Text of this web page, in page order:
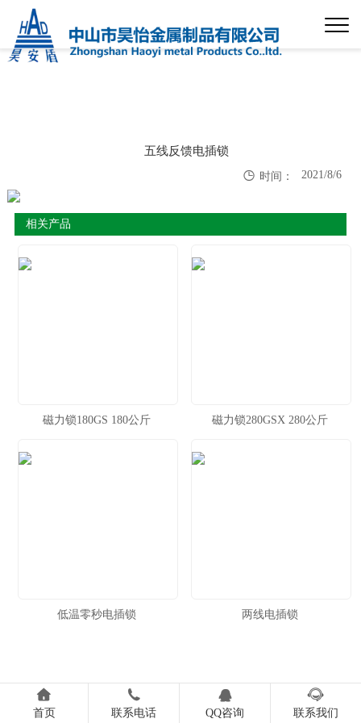
五线反馈电插锁
 时间： 2021/8/6
相关产品
磁力锁180GS 180公斤 磁力锁280GSX 280公斤
低温零秒电插锁 两线电插锁

首页

联系电话

QQ咨询

联系我们